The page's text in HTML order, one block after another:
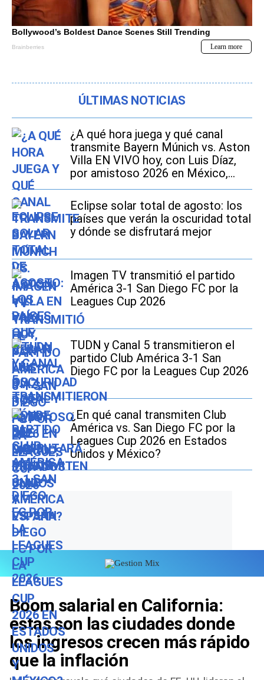
ÚLTIMAS NOTICIAS
¿A qué hora juega y qué canal
transmite Bayern Múnich vs. Aston
Villa EN VIVO hoy, con Luis Díaz,
por amistoso 2026 en México,
Estados Unidos y España?
Eclipse solar total de agosto: los
países que verán la oscuridad total
y dónde se disfrutará mejor
Imagen TV transmitió el partido
América 3-1 San Diego FC por la
Leagues Cup 2026
TUDN y Canal 5 transmitieron el
partido Club América 3-1 San
Diego FC por la Leagues Cup 2026
¿En qué canal transmiten Club
América vs. San Diego FC por la
Leagues Cup 2026 en Estados
Unidos y México?